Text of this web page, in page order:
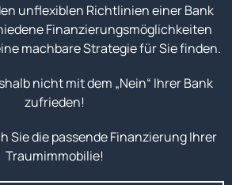
unflexiblen Richtlinien einer Bank
Finanzierungsmöglichkeiten
machbare Strategie für Sie finden.
nicht mit dem „Nein“ Ihrer Bank
zufrieden!
Sie die passende Finanzierung Ihrer
Traumimmobilie!